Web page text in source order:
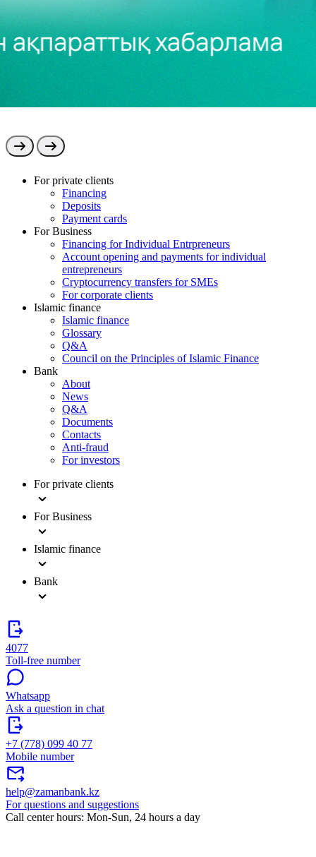
For private clients
Financing
Deposits
Payment cards
For Business
Financing for Individual Entrpreneurs
Account opening and payments for individual
entrepreneurs
Cryptocurrency transfers for SMEs
For corporate clients
Islamic finance
Islamic finance
Glossary
Q&A
Council on the Principles of Islamic Finance
Bank
About
News
Q&A
Documents
Contacts
Anti-fraud
For investors
For private clients
For Business
Islamic finance
Bank
4077
Toll-free number
Whatsapp
Ask a question in chat
+7 (778) 099 40 77
Mobile number
help@zamanbank.kz
For questions and suggestions
Call center hours: Mon-Sun, 24 hours a day